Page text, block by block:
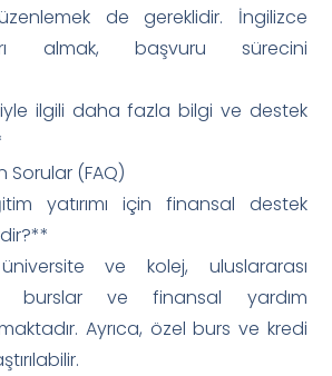
de gereklidir. İngilizce
almak, başvuru sürecini
ilgili daha fazla bilgi ve destek
Sorular (FAQ)
yatırımı için finansal destek
ve kolej, uluslararası
burslar ve finansal yardım
Ayrıca, özel burs ve kredi